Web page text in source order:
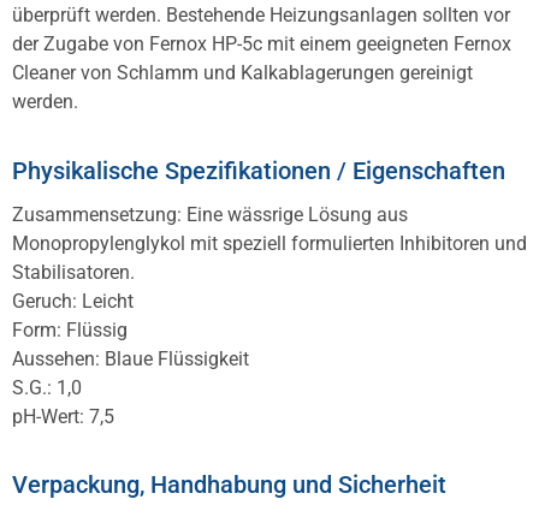
überprüft werden. Bestehende Heizungsanlagen sollten vor
der Zugabe von Fernox HP-5c mit einem geeigneten Fernox
Cleaner von Schlamm und Kalkablagerungen gereinigt
werden.
Physikalische Spezifikationen / Eigenschaften
Zusammensetzung: Eine wässrige Lösung aus
Monopropylenglykol mit speziell formulierten Inhibitoren und
Stabilisatoren.
Geruch: Leicht
Form: Flüssig
Aussehen: Blaue Flüssigkeit
S.G.: 1,0
pH-Wert: 7,5
Verpackung, Handhabung und Sicherheit